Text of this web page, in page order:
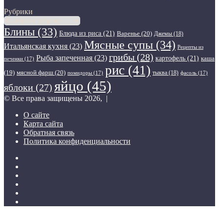
Рецепт
с
фото
Рубрики
Рубрики
Блины (33) Блюда из риса (21) Варенье (20) Джемы (18)
Итальянская кухня (23) Мясные супы (34) Рецепты из
печенки (17) Рыба запеченная (23) грибы (28) картофель (21) каша
(19) мясной фарш (20) помидоры (17) рис (41) тыква (18) фасоль (17)
яблоки (27) яйцо (45)
© Все права защищены 2026, |
О сайте
Карта сайта
Обратная связь
Политика конфиденциальности